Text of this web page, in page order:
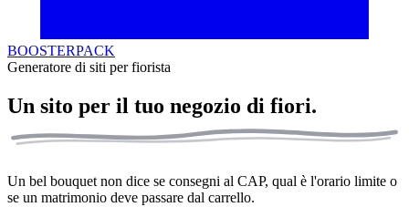
BOOSTERPACK
Generatore di siti per fiorista
Un sito per il tuo negozio di fiori.
Un bel bouquet non dice se consegni al CAP, qual è l'orario limite o
se un matrimonio deve passare dal carrello.